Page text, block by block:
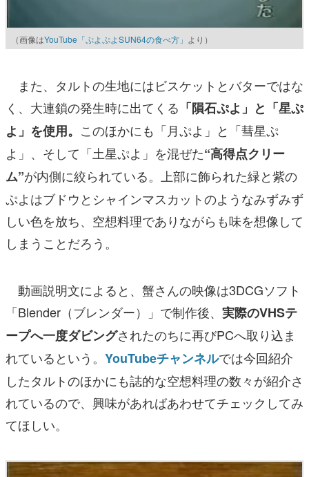
（画像はYouTube「ぷよぷよSUN64の食べ方」 より）
また、タルトの生地にはビスケットとバターではな
く、大連鎖の発生時に出てくる 「隕石ぷよ」と「星ぷ
よ」を使用。 このほかにも「月ぷよ」と「彗星ぷ
よ」、そして「土星ぷよ」を混ぜた“高得点クリー
ム”が内側に絞られている。上部に飾られた緑と紫の
ぷよはブドウとシャインマスカットのようなみずみず
しい色を放ち、空想料理でありながらも味を想像して
しまうことだろう。
動画説明文によると、蟹さんの映像は3DCGソフト
「Blender（ブレンダー）」で制作後、 実際のVHSテ
ープへ一度ダビングされたのちに再びPCへ取り込ま
れているという。 YouTubeチャンネルでは今回紹介
したタルトのほかにも誌的な空想料理の数々が紹介さ
れているので、興味があればあわせてチェックしてみ
てほしい。